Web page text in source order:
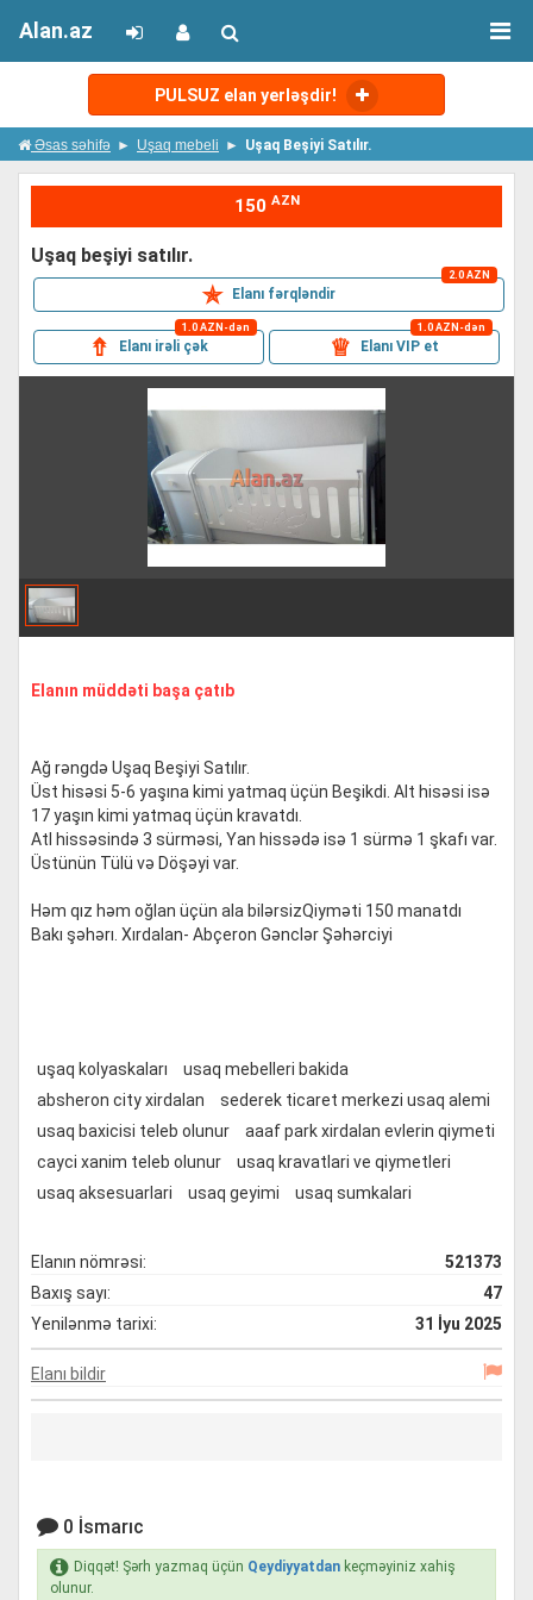
PULSUZ elan yerləşdir!
Alan.az
Əsas səhifə Uşaq mebeli Uşaq Beşiyi Satılır.
150 AZN
uşaq beşiyi satılır.
✯ Elanı fərqləndir
2.0 AZN
⇮ Elanı irəli çək
1.0 AZN-dən
♕ Elanı VIP et
1.0 AZN-dən
Elanın müddəti başa çatıb
Ağ rəngdə Uşaq Beşiyi Satılır.
Üst hisəsi 5-6 yaşına kimi yatmaq üçün Beşikdi. Alt hisəsi isə
17 yaşın kimi yatmaq üçün kravatdı.
Atl hissəsində 3 sürməsi, Yan hissədə isə 1 sürmə 1 şkafı var.
Üstünün Tülü və Döşəyi var.
Həm qız həm oğlan üçün ala bilərsizQiyməti 150 manatdı
Bakı şəhərı. Xırdalan- Abçeron Gənclər Şəhərciyi
uşaq kolyaskaları
usaq mebelleri bakida
absheron city xirdalan
sederek ticaret merkezi usaq alemi
usaq baxicisi teleb olunur
aaaf park xirdalan evlerin qiymeti
cayci xanim teleb olunur
usaq kravatlari ve qiymetleri
usaq aksesuarlari
usaq geyimi usaq sumkalari
Elanın nömrəsi:
521373
Baxış sayı:
47
Yenilənmə tarixi:
31 İyu 2025
Elanı bildir
0 İsmarıc
Diqqət! Şərh yazmaq üçün Qeydiyyatdan keçməyiniz xahiş
olunur.